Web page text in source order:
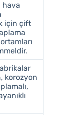
hava
için çift
korozyon